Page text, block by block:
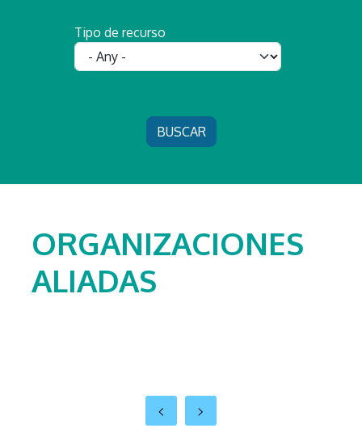
Tipo de recurso
ORGANIZACIONES
ALIADAS
< >